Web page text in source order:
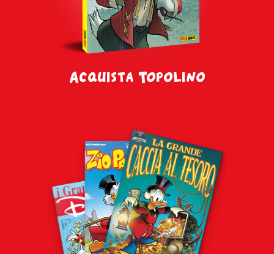
Acquista Topolino